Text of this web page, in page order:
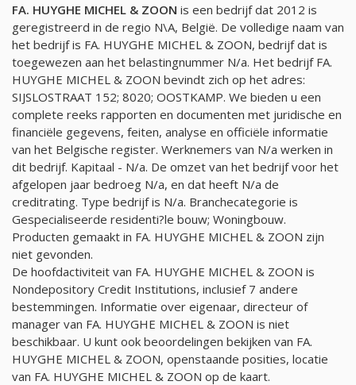
FA. HUYGHE MICHEL & ZOON is een bedrijf dat 2012 is
geregistreerd in de regio N\A, België. De volledige naam van
het bedrijf is FA. HUYGHE MICHEL & ZOON, bedrijf dat is
toegewezen aan het belastingnummer N/a. Het bedrijf FA.
HUYGHE MICHEL & ZOON bevindt zich op het adres:
SIJSLOSTRAAT 152; 8020; OOSTKAMP. We bieden u een
complete reeks rapporten en documenten met juridische en
financiële gegevens, feiten, analyse en officiële informatie
van het Belgische register. Werknemers van N/a werken in
dit bedrijf. Kapitaal - N/a. De omzet van het bedrijf voor het
afgelopen jaar bedroeg N/a, en dat heeft N/a de
creditrating. Type bedrijf is N/a. Branchecategorie is
Gespecialiseerde residenti?le bouw; Woningbouw.
Producten gemaakt in FA. HUYGHE MICHEL & ZOON zijn
niet gevonden.
De hoofdactiviteit van FA. HUYGHE MICHEL & ZOON is
Nondepository Credit Institutions, inclusief 7 andere
bestemmingen. Informatie over eigenaar, directeur of
manager van FA. HUYGHE MICHEL & ZOON is niet
beschikbaar. U kunt ook beoordelingen bekijken van FA.
HUYGHE MICHEL & ZOON, openstaande posities, locatie
van FA. HUYGHE MICHEL & ZOON op de kaart.